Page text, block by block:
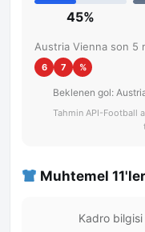
45%
Austria Vienna son 5
6 7 %
Beklenen gol:
Tahmin API-Football
Muhtemel 11'ler
Kadro